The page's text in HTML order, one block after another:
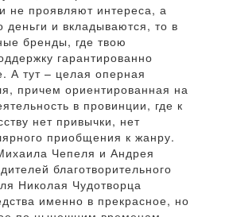
не проявляют интереса, а
деньги и вкладываются, то в
бренды, где твою
гарантированно
А тут – целая оперная
причем ориентированная на
в провинции, где к
нет привычки, нет
приобщения к жанру.
Чепеля и Андрея
благотворительного
Николая Чудотворца
именно в прекрасное, но